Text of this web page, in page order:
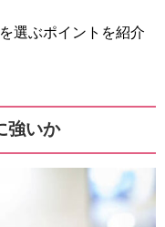
選ぶポイントを紹介
強いか